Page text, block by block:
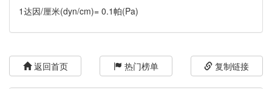
1达因/厘米(dyn/cm)= 0.1帕(Pa)
返回首页 热门榜单 复制链接